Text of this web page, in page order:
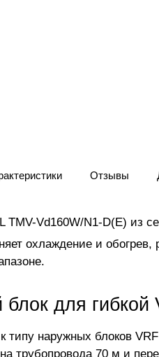
Отзывы
TMV-Vd160W/N1-D(E) из
охлаждение и обогрев,
блок для гибкой
типу наружных блоков
трубопровода 70 м и